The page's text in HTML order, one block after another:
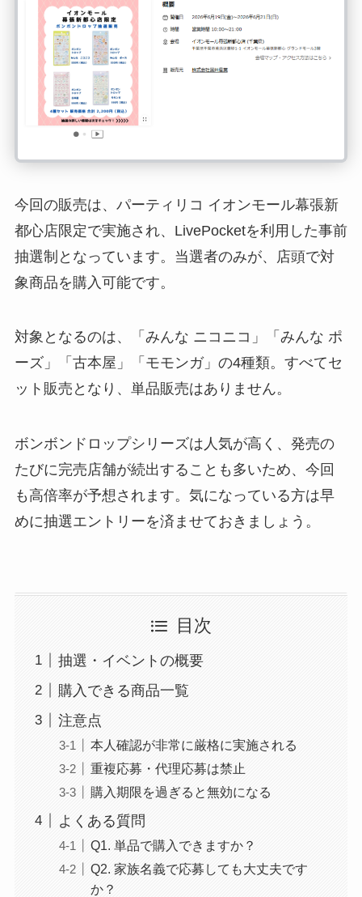
今回の販売は、パーティリコ イオンモール幕張新
都心店限定で実施され、LivePocketを利用した事前
抽選制となっています。当選者のみが、店頭で対
象商品を購入可能です。
対象となるのは、「みんな ニコニコ」「みんな ポ
ーズ」「古本屋」「モモンガ」の4種類。すべてセ
ット販売となり、単品販売はありません。
ボンボンドロップシリーズは人気が高く、発売の
たびに完売店舗が続出することも多いため、今回
も高倍率が予想されます。気になっている方は早
めに抽選エントリーを済ませておきましょう。
目次
抽選・イベントの概要
購入できる商品一覧
注意点
本人確認が非常に厳格に実施される
重複応募・代理応募は禁止
購入期限を過ぎると無効になる
よくある質問
Q1. 単品で購入できますか？
Q2. 家族名義で応募しても大丈夫です
か？